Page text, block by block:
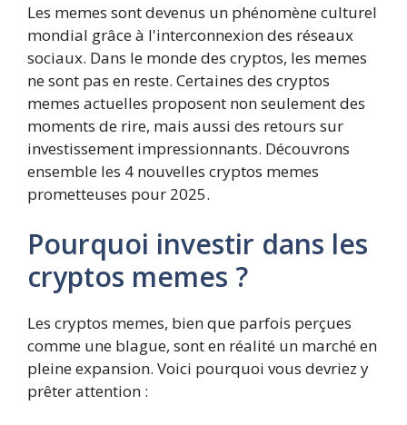
Les memes sont devenus un phénomène culturel
mondial grâce à l'interconnexion des réseaux
sociaux. Dans le monde des cryptos, les memes
ne sont pas en reste. Certaines des cryptos
memes actuelles proposent non seulement des
moments de rire, mais aussi des retours sur
investissement impressionnants. Découvrons
ensemble les 4 nouvelles cryptos memes
prometteuses pour 2025.
Pourquoi investir dans les
cryptos memes ?
Les cryptos memes, bien que parfois perçues
comme une blague, sont en réalité un marché en
pleine expansion. Voici pourquoi vous devriez y
prêter attention :